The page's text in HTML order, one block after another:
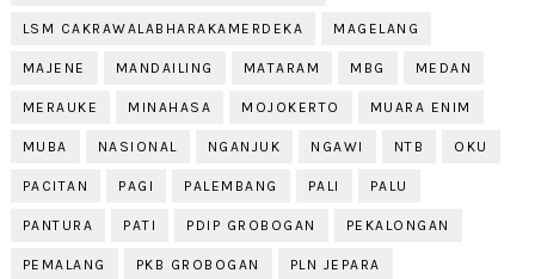
LSM CAKRAWALABHARAKAMERDEKA MAGELANG
MAJENE MANDAILING MATARAM MBG MEDAN
MERAUKE MINAHASA MOJOKERTO MUARA ENIM
MUBA NASIONAL NGANJUK NGAWI NTB OKU
PACITAN PAGI PALEMBANG PALI PALU
PANTURA PATI PDIP GROBOGAN PEKALONGAN
PEMALANG PKB GROBOGAN PLN JEPARA